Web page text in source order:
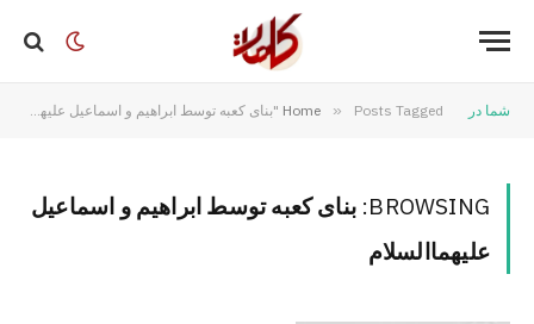
شما در Home » Posts Tagged "بنای کعبه توسط ابراهیم و اسماعیل علیهماالسلام"
BROWSING: بنای کعبه توسط ابراهیم و اسماعیل
علیهماالسلام